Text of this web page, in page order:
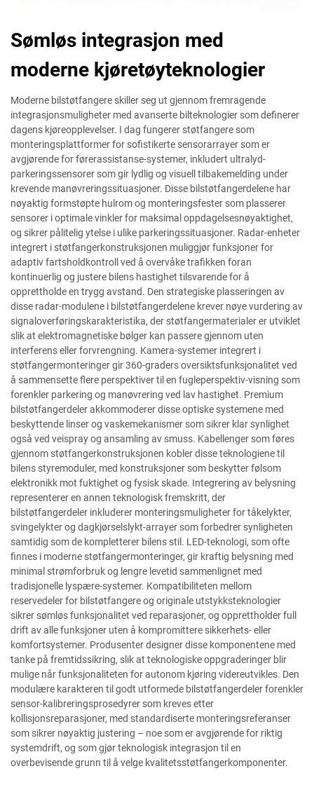
Sømløs integrasjon med
moderne kjøretøyteknologier
Moderne bilstøtfangere skiller seg ut gjennom fremragende
integrasjonsmuligheter med avanserte bilteknologier som definerer
dagens kjøreopplevelser. I dag fungerer støtfangere som
monteringsplattformer for sofistikerte sensorarrayer som er
avgjørende for førerassistanse-systemer, inkludert ultralyd-
parkeringssensorer som gir lydlig og visuell tilbakemelding under
krevende manøvreringssituasjoner. Disse bilstøtfangerdelene har
nøyaktig formstøpte hulrom og monteringsfester som plasserer
sensorer i optimale vinkler for maksimal oppdagelsesnøyaktighet,
og sikrer pålitelig ytelse i ulike parkeringssituasjoner. Radar-enheter
integrert i støtfangerkonstruksjonen muliggjør funksjoner for
adaptiv fartsholdkontroll ved å overvåke trafikken foran
kontinuerlig og justere bilens hastighet tilsvarende for å
opprettholde en trygg avstand. Den strategiske plasseringen av
disse radar-modulene i bilstøtfangerdelene krever nøye vurdering av
signaloverføringskarakteristika, der støtfangermaterialer er utviklet
slik at elektromagnetiske bølger kan passere gjennom uten
interferens eller forvrengning. Kamera-systemer integrert i
støtfangermonteringer gir 360-graders oversiktsfunksjonalitet ved
å sammensette flere perspektiver til en fugleperspektiv-visning som
forenkler parkering og manøvrering ved lav hastighet. Premium
bilstøtfangerdeler akkommoderer disse optiske systemene med
beskyttende linser og vaskemekanismer som sikrer klar synlighet
også ved veispray og ansamling av smuss. Kabellenger som føres
gjennom støtfangerkonstruksjonen kobler disse teknologiene til
bilens styremoduler, med konstruksjoner som beskytter følsom
elektronikk mot fuktighet og fysisk skade. Integrering av belysning
representerer en annen teknologisk fremskritt, der
bilstøtfangerdeler inkluderer monteringsmuligheter for tåkelykter,
svingelykter og dagkjørselslykt-arrayer som forbedrer synligheten
samtidig som de kompletterer bilens stil. LED-teknologi, som ofte
finnes i moderne støtfangermonteringer, gir kraftig belysning med
minimal strømforbruk og lengre levetid sammenlignet med
tradisjonelle lyspære-systemer. Kompatibiliteten mellom
reservedeler for bilstøtfangere og originale utstykksteknologier
sikrer sømløs funksjonalitet ved reparasjoner, og opprettholder full
drift av alle funksjoner uten å kompromittere sikkerhets- eller
komfortsystemer. Produsenter designer disse komponentene med
tanke på fremtidssikring, slik at teknologiske oppgraderinger blir
mulige når funksjonaliteten for autonom kjøring videreutvikles. Den
modulære karakteren til godt utformede bilstøtfangerdeler forenkler
sensor-kalibreringsprosedyrer som kreves etter
kollisjonsreparasjoner, med standardiserte monteringsreferanser
som sikrer nøyaktig justering – noe som er avgjørende for riktig
systemdrift, og som gjør teknologisk integrasjon til en
overbevisende grunn til å velge kvalitetsstøtfangerkomponenter.